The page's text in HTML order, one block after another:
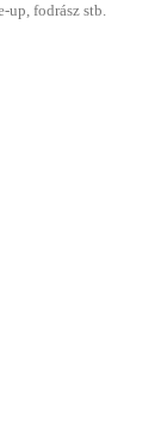
up, fodrász stb.